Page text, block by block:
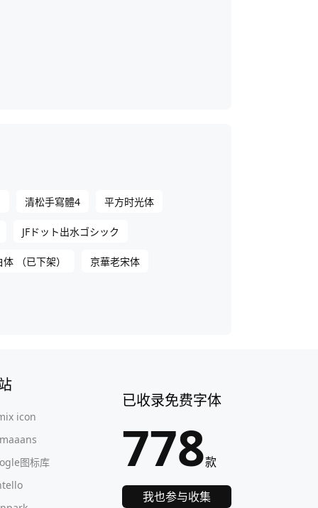
清松手寫體4 平方时光体
JFドット出水ゴシック
（已下架） 京華老宋体
icon
图标库
已收录免费字体
778款
我也参与收集